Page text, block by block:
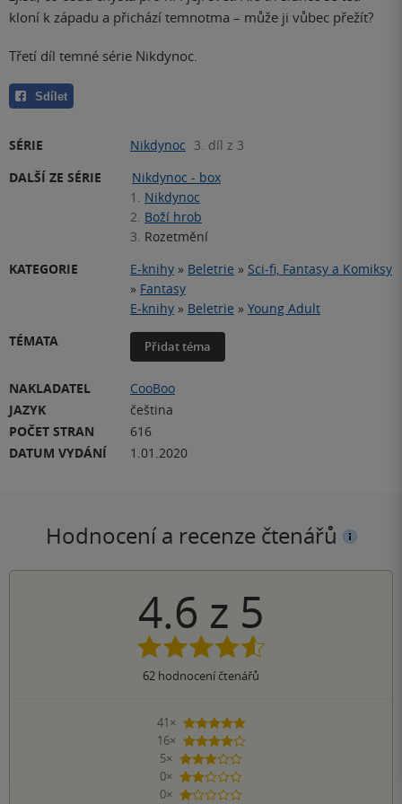
kloní k západu a přichází temnotma – může ji vůbec přežít?
Třetí díl temné série Nikdynoc.
Sdílet
SÉRIE Nikdynoc 3. díl z 3
DALŠÍ ZE SÉRIE
Nikdynoc - box
1. Nikdynoc
2. Boží hrob
3. Rozetmění
KATEGORIE
E-knihy » Beletrie » Sci-fi, Fantasy a Komiksy
» Fantasy
E-knihy » Beletrie » Young Adult
TÉMATA
Přidat téma
NAKLADATEL
CooBoo
JAZYK
čeština
POČET STRAN
616
DATUM VYDÁNÍ
1.01.2020
Hodnocení a recenze čtenářů
4.6 z 5
62 hodnocení čtenářů
41×
5 hvězdiček
16×
4 hvězdičky
5×
3 hvězdičky
0×
2 hvězdičky
0×
1 hvezdička